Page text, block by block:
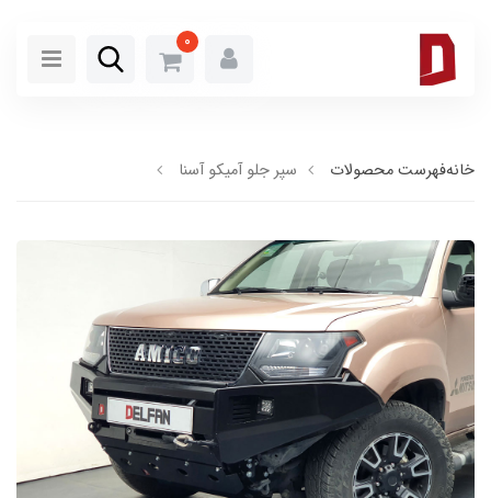
0
خانهفهرست محصولات سپر جلو آمیکو آسنا